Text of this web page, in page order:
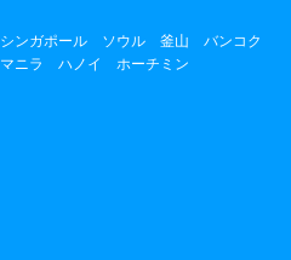
シンガポール ソウル 釜山
バンコク
マニラ ハノイ
ホーチミン